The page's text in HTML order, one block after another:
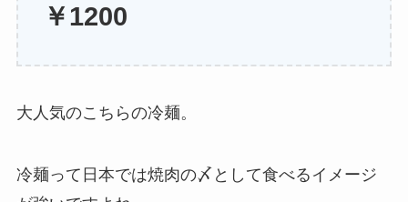
￥1200
大人気のこちらの冷麺。
冷麺って日本では焼肉の〆として食べるイメージ